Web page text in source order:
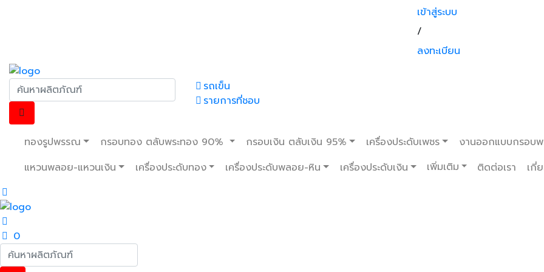
เข้าสู่ระบบ
/
ลงทะเบียน
รถเข็น
รายการที่ชอบ
ทองรูปพรรณ กรอบทอง ตลับพระทอง 90% กรอบเงิน ตลับเงิน 95% เครื่องประดับเพชร
งานออกแบบกรอบพ
แหวนพลอย-แหวนเงิน
เครื่องประดับทอง เครื่องประดับพลอย-หิน เครื่องประดับเงิน เพิ่มเติม ติดต่อเรา เกี่
0